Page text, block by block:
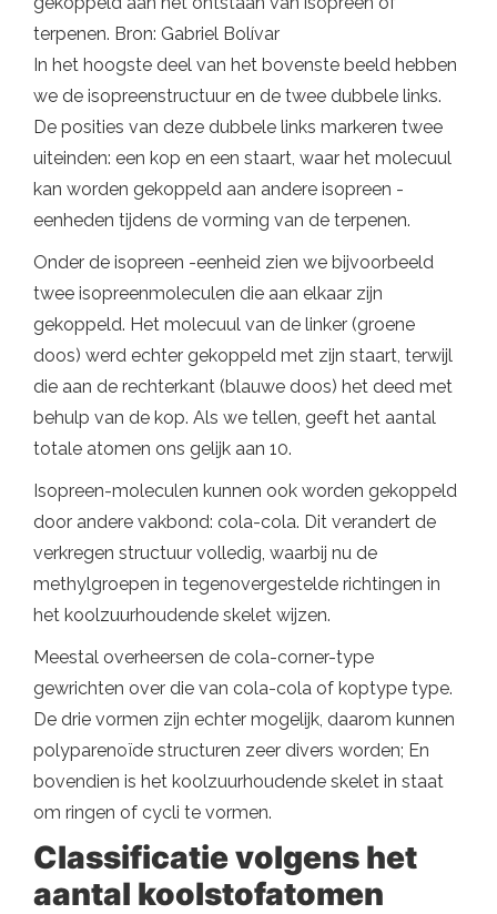
terpenen. Bron: Gabriel Bolívar
In het hoogste deel van het bovenste beeld hebben
we de isopreenstructuur en de twee dubbele links.
De posities van deze dubbele links markeren twee
uiteinden: een kop en een staart, waar het molecuul
kan worden gekoppeld aan andere isopreen -
eenheden tijdens de vorming van de terpenen.
Onder de isopreen -eenheid zien we bijvoorbeeld
twee isopreenmoleculen die aan elkaar zijn
gekoppeld. Het molecuul van de linker (groene
doos) werd echter gekoppeld met zijn staart, terwijl
die aan de rechterkant (blauwe doos) het deed met
behulp van de kop. Als we tellen, geeft het aantal
totale atomen ons gelijk aan 10.
Isopreen-moleculen kunnen ook worden gekoppeld
door andere vakbond: cola-cola. Dit verandert de
verkregen structuur volledig, waarbij nu de
methylgroepen in tegenovergestelde richtingen in
het koolzuurhoudende skelet wijzen.
Meestal overheersen de cola-corner-type
gewrichten over die van cola-cola of koptype type.
De drie vormen zijn echter mogelijk, daarom kunnen
polyparenoïde structuren zeer divers worden; En
bovendien is het koolzuurhoudende skelet in staat
om ringen of cycli te vormen.
Classificatie volgens het
aantal koolstofatomen